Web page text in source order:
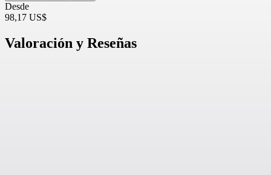
Desde
98,17 US$
Valoración y Reseñas